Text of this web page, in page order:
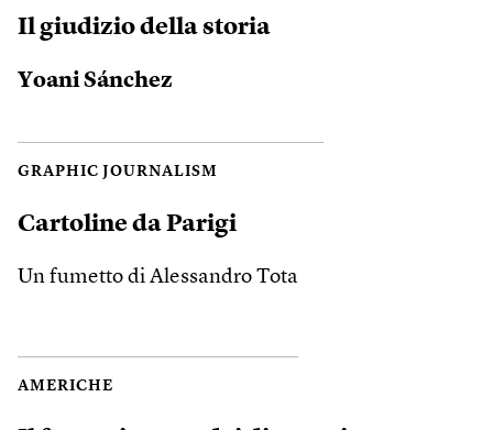
Il giudizio della storia
Yoani Sánchez
GRAPHIC JOURNALISM
Cartoline da Parigi
Un fumetto di Alessandro Tota
AMERICHE